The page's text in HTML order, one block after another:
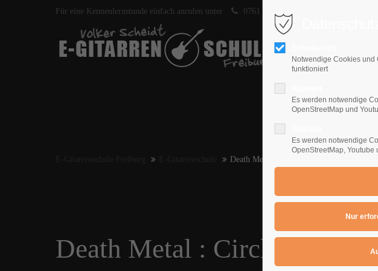
Für eine Kennenlernstunde einfach anrufen unter 0761 400 10 64
Home
Death Metal : Circle of the tyrants
Death Metal : Circle of the
Notwendige Cookies und
funktioniert
Es werden notwendige
OpenStreetMap und
Es werden notwendige
OpenStreetMap, Youtube